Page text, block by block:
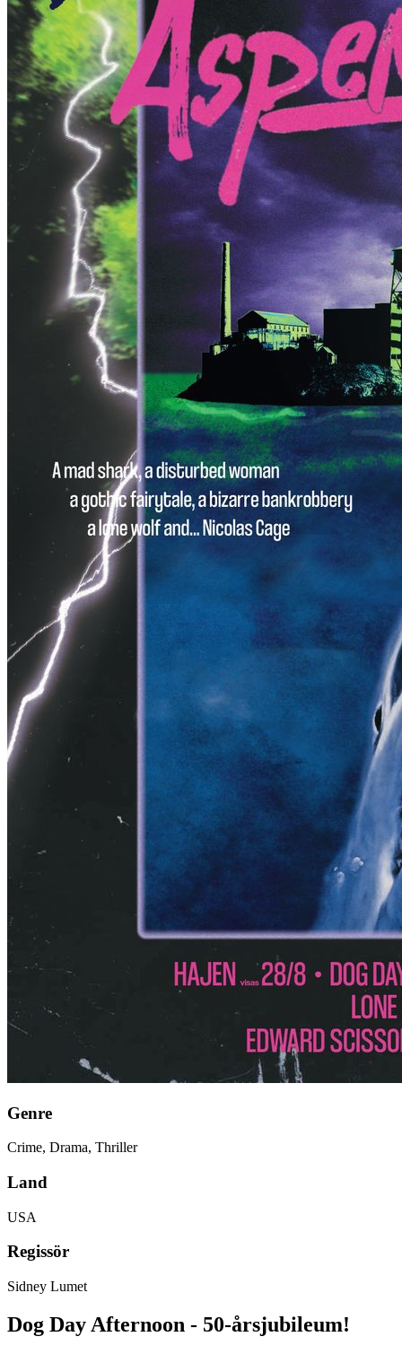
Genre
Crime, Drama, Thriller
Land
USA
Regissör
Sidney Lumet
Dog Day Afternoon - 50-årsjubileum!